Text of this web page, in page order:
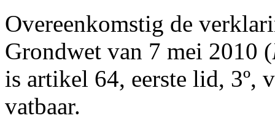
Overeenkomstig de
Grondwet van 7 mei 2010 (
is artikel 64, eerste lid, 3º,
vatbaar.